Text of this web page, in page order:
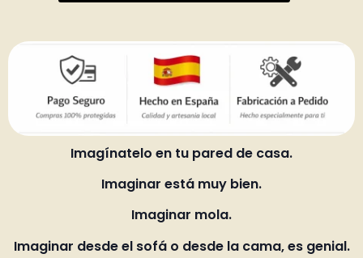
Imagínatelo en tu pared de casa.
Imaginar está muy bien.
Imaginar mola.
Imaginar desde el sofá o desde la cama, es genial.